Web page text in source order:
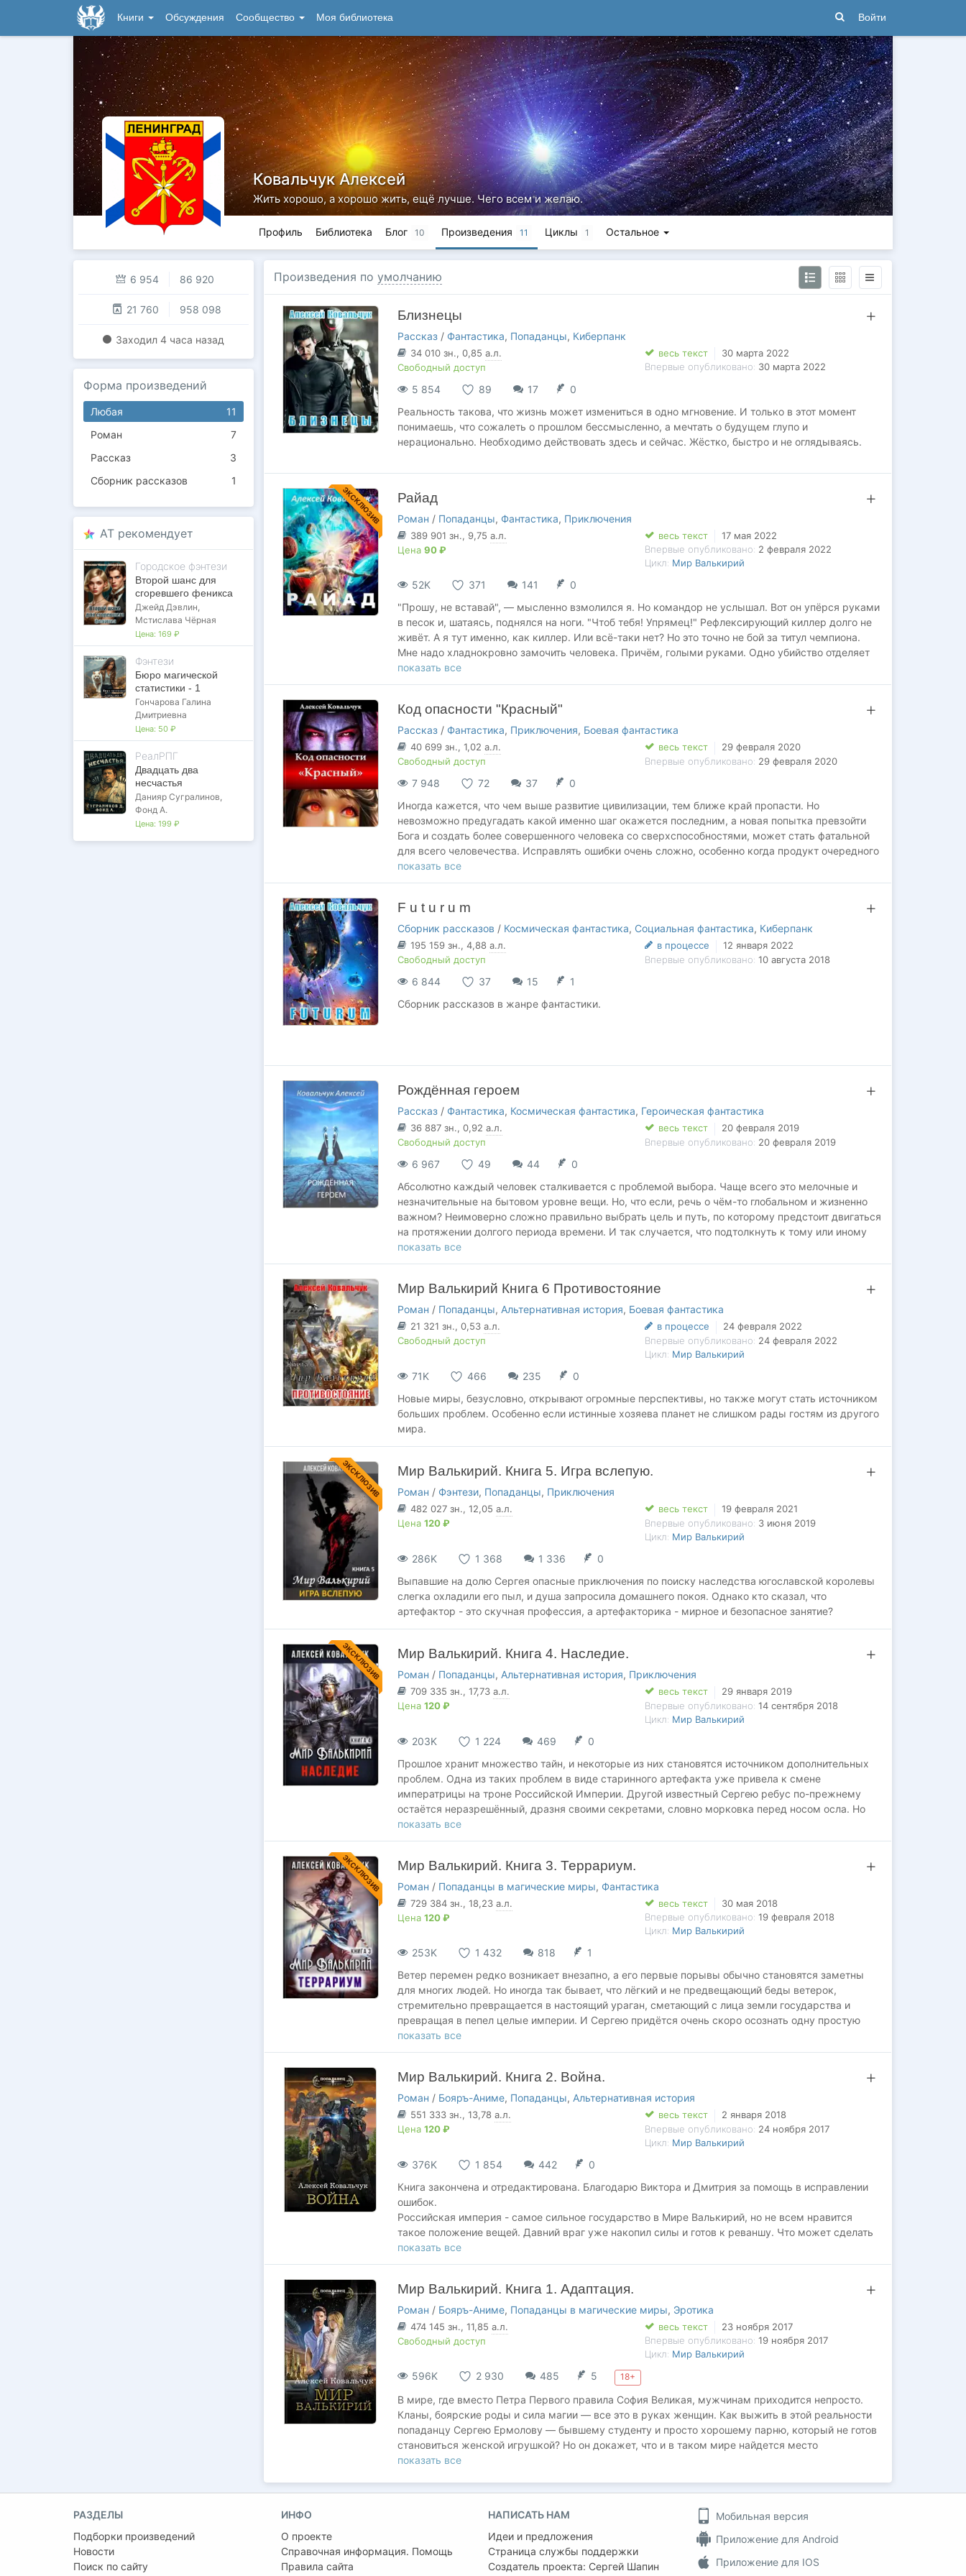
Книги Обсуждения Сообщество Моя библиотека Войти
Ковальчук Алексей
Жить хорошо, а хорошо жить, ещё лучше. Чего всем и желаю.
Профиль Библиотека Блог 10 Произведения 11 Циклы 1 Остальное
6 954 86 920
21 760 958 098
Заходил 4 часа назад
Форма произведений
11
Любая
7
Роман
3
Рассказ
1
Сборник рассказов
AT рекомендует
Городское фэнтези
Второй шанс для
сгоревшего феникса
Джейд Дэвлин,
Мстислава Чёрная
Цена: 169 ₽
Фэнтези
Бюро магической
статистики - 1
Гончарова Галина
Дмитриевна
Цена: 50 ₽
РеалРПГ
Двадцать два
несчастья
Данияр Сугралинов,
Фонд А.
Цена: 199 ₽
Произведения по умолчанию
Близнецы
Рассказ / Фантастика, Попаданцы, Киберпанк
34 010 зн., 0,85 а.л.
Свободный доступ
весь текст
30 марта 2022
Впервые опубликовано: 30 марта 2022
5 854 89 17
0
Реальность такова, что жизнь может измениться в одно мгновение. И только в этот момент
понимаешь, что сожалеть о прошлом бессмысленно, а мечтать о будущем глупо и
нерационально. Необходимо действовать здесь и сейчас. Жёстко, быстро и не оглядываясь.
ЭКСКЛЮЗИВ Райад
Роман / Попаданцы, Фантастика, Приключения
389 901 зн., 9,75 а.л.
Цена 90 ₽
весь текст
17 мая 2022
Впервые опубликовано: 2 февраля 2022
Цикл: Мир Валькирий
52K 371 141
0
"Прошу, не вставай", — мысленно взмолился я. Но командор не услышал. Вот он упёрся руками
в песок и, шатаясь, поднялся на ноги. "Чтоб тебя! Упрямец!" Рефлексирующий киллер долго не
живёт. А я тут именно, как киллер. Или всё-таки нет? Но это точно не бой за титул чемпиона.
Мне надо хладнокровно замочить человека. Причём, голыми руками. Одно убийство отделяет
меня от звания главнокомандующего и возможности повести за собой целую армию
прирождённых воинов. Всего одно убийство…
показать все
Код опасности "Красный"
Рассказ / Фантастика, Приключения, Боевая фантастика
40 699 зн., 1,02 а.л.
Свободный доступ
весь текст
29 февраля 2020
Впервые опубликовано: 29 февраля 2020
7 948 72 37
0
Иногда кажется, что чем выше развитие цивилизации, тем ближе край пропасти. Но
невозможно предугадать какой именно шаг окажется последним, а новая попытка превзойти
Бога и создать более совершенного человека со сверхспособностями, может стать фатальной
для всего человечества. Исправлять ошибки очень сложно, особенно когда продукт очередного
неудачного эксперимента вооружён и очень опасен, а справиться с ним сможет только другой
подобный мутант…
показать все
F u t u r u m
Сборник рассказов / Космическая фантастика, Социальная фантастика, Киберпанк
195 159 зн., 4,88 а.л.
Свободный доступ
в процессе
12 января 2022
Впервые опубликовано: 10 августа 2018
6 844 37 15
1
Сборник рассказов в жанре фантастики.
Рождённая героем
Рассказ / Фантастика, Космическая фантастика, Героическая фантастика
36 887 зн., 0,92 а.л.
Свободный доступ
весь текст
20 февраля 2019
Впервые опубликовано: 20 февраля 2019
6 967 49 44
0
Абсолютно каждый человек сталкивается с проблемой выбора. Чаще всего это мелочные и
незначительные на бытовом уровне вещи. Но, что если, речь о чём-то глобальном и жизненно
важном? Неимоверно сложно правильно выбрать цель и путь, по которому предстоит двигаться
на протяжении долгого периода времени. И так случается, что подтолкнуть к тому или иному
решению может только критическая ситуация.
показать все
Мир Валькирий Книга 6 Противостояние
Роман / Попаданцы, Альтернативная история, Боевая фантастика
21 321 зн., 0,53 а.л.
Свободный доступ
в процессе
24 февраля 2022
Впервые опубликовано: 24 февраля 2022
Цикл: Мир Валькирий
71K 466 235
0
Новые миры, безусловно, открывают огромные перспективы, но также могут стать источником
больших проблем. Особенно если истинные хозяева планет не слишком рады гостям из другого
мира.
ЭКСКЛЮЗИВ Мир Валькирий. Книга 5. Игра вслепую.
Роман / Фэнтези, Попаданцы, Приключения
482 027 зн., 12,05 а.л.
Цена 120 ₽
весь текст
19 февраля 2021
Впервые опубликовано: 3 июня 2019
Цикл: Мир Валькирий
286K 1 368 1 336
0
Выпавшие на долю Сергея опасные приключения по поиску наследства югославской королевы
слегка охладили его пыл, и душа запросила домашнего покоя. Однако кто сказал, что
артефактор - это скучная профессия, а артефакторика - мирное и безопасное занятие?
ЭКСКЛЮЗИВ Мир Валькирий. Книга 4. Наследие.
Роман / Попаданцы, Альтернативная история, Приключения
709 335 зн., 17,73 а.л.
Цена 120 ₽
весь текст
29 января 2019
Впервые опубликовано: 14 сентября 2018
Цикл: Мир Валькирий
203K 1 224 469
0
Прошлое хранит множество тайн, и некоторые из них становятся источником дополнительных
проблем. Одна из таких проблем в виде старинного артефакта уже привела к смене
императрицы на троне Российской Империи. Другой известный Сергею ребус по-прежнему
остаётся неразрешённый, дразня своими секретами, словно морковка перед носом осла. Но
судьба решила, что одна головоломка - это конечно хорошо, но две - ещё лучше. Куда приведёт
нашего героя расследование очередной загадки из прошлого? Найдёт ли он ответ? А если
заинтересовался только он один? Ведь легенды ушедших эпох привлекают внимание
множества людей, и не со всеми из них стоит встречаться лицом к лицу. Да и соперники
Гордеевых тоже не дремлют, а помимо явных врагов, наверняка найдутся ещё и скрытые
недоброжелатели, мечтающие подрезать крылья слишком высоко взлетевшему клану
показать все
ЭКСКЛЮЗИВ Мир Валькирий. Книга 3. Террариум.
Роман / Попаданцы в магические миры, Фантастика
729 384 зн., 18,23 а.л.
Цена 120 ₽
весь текст
30 мая 2018
Впервые опубликовано: 19 февраля 2018
Цикл: Мир Валькирий
253K 1 432 818
1
Ветер перемен редко возникает внезапно, а его первые порывы обычно становятся заметны
для многих людей. Но иногда так бывает, что лёгкий и не предвещающий беды ветерок,
стремительно превращается в настоящий ураган, сметающий с лица земли государства и
превращая в пепел целые империи. И Сергею придётся очень скоро осознать одну простую
истину: не стоит расслабляться, даже если тебя окружают роскошные и шикарные женщины,
следует всегда помнить, что любая красота может стать смертельно опасной. В запасе всего
повлиять на ситуацию. Куда бежать и что делать? Как сражаться против заведомо более
сильного врага? А ещё нужно спасти наследную принцессу престола Российской империи,
вырваться из окружения и сделать, наверное, самый главный выбор своей жизни.
показать все
Мир Валькирий. Книга 2. Война.
Роман / Бояръ-Аниме, Попаданцы, Альтернативная история
551 333 зн., 13,78 а.л.
Цена 120 ₽
весь текст
2 января 2018
Впервые опубликовано: 24 ноября 2017
Цикл: Мир Валькирий
376K 1 854 442
0
Книга закончена и отредактирована. Благодарю Виктора и Дмитрия за помощь в исправлении
ошибок.
Российская империя - самое сильное государство в Мире Валькирий, но не всем нравится
такое положение вещей. Давний враг уже накопил силы и готов к реваншу. Что может сделать
Сергей оказавшись случайно в зоне боевых действий? Забьётся в угол как это сделал бы любой
из местных мужчин? Или примет вызов судьбы, чтобы сойтись лицом к лицу с
магических мечей и возможность ответить самому себе на вопрос: Кто ты? Воин или нет?
показать все
Мир Валькирий. Книга 1. Адаптация.
Роман / Бояръ-Аниме, Попаданцы в магические миры, Эротика
474 145 зн., 11,85 а.л.
Свободный доступ
весь текст
23 ноября 2017
Впервые опубликовано: 19 ноября 2017
Цикл: Мир Валькирий
596K 2 930 485 5 18+
В мире, где вместо Петра Первого правила София Великая, мужчинам приходится непросто.
Кланы, боярские роды и сила магии — все это в руках женщин. Как выжить в этой реальности
попаданцу Сергею Ермолову — бывшему студенту и просто хорошему парню, который не готов
становиться женской игрушкой? Но он докажет, что и в таком мире найдется место
настоящему Мужчине!
показать все
РАЗДЕЛЫ
Подборки произведений
Новости
Поиск по сайту
ИНФО
О проекте
Справочная информация. Помощь
Правила сайта
НАПИСАТЬ НАМ
Идеи и предложения
Страница службы поддержки
Создатель проекта: Сергей Шапин
Мобильная версия
Приложение для Android
Приложение для IOS